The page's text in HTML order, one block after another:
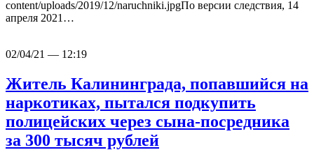
content/uploads/2019/12/naruchniki.jpgПо версии следствия, 14
апреля 2021…
02/04/21 — 12:19
Житель Калининграда, попавшийся на
наркотиках, пытался подкупить
полицейских через сына-посредника
за 300 тысяч рублей